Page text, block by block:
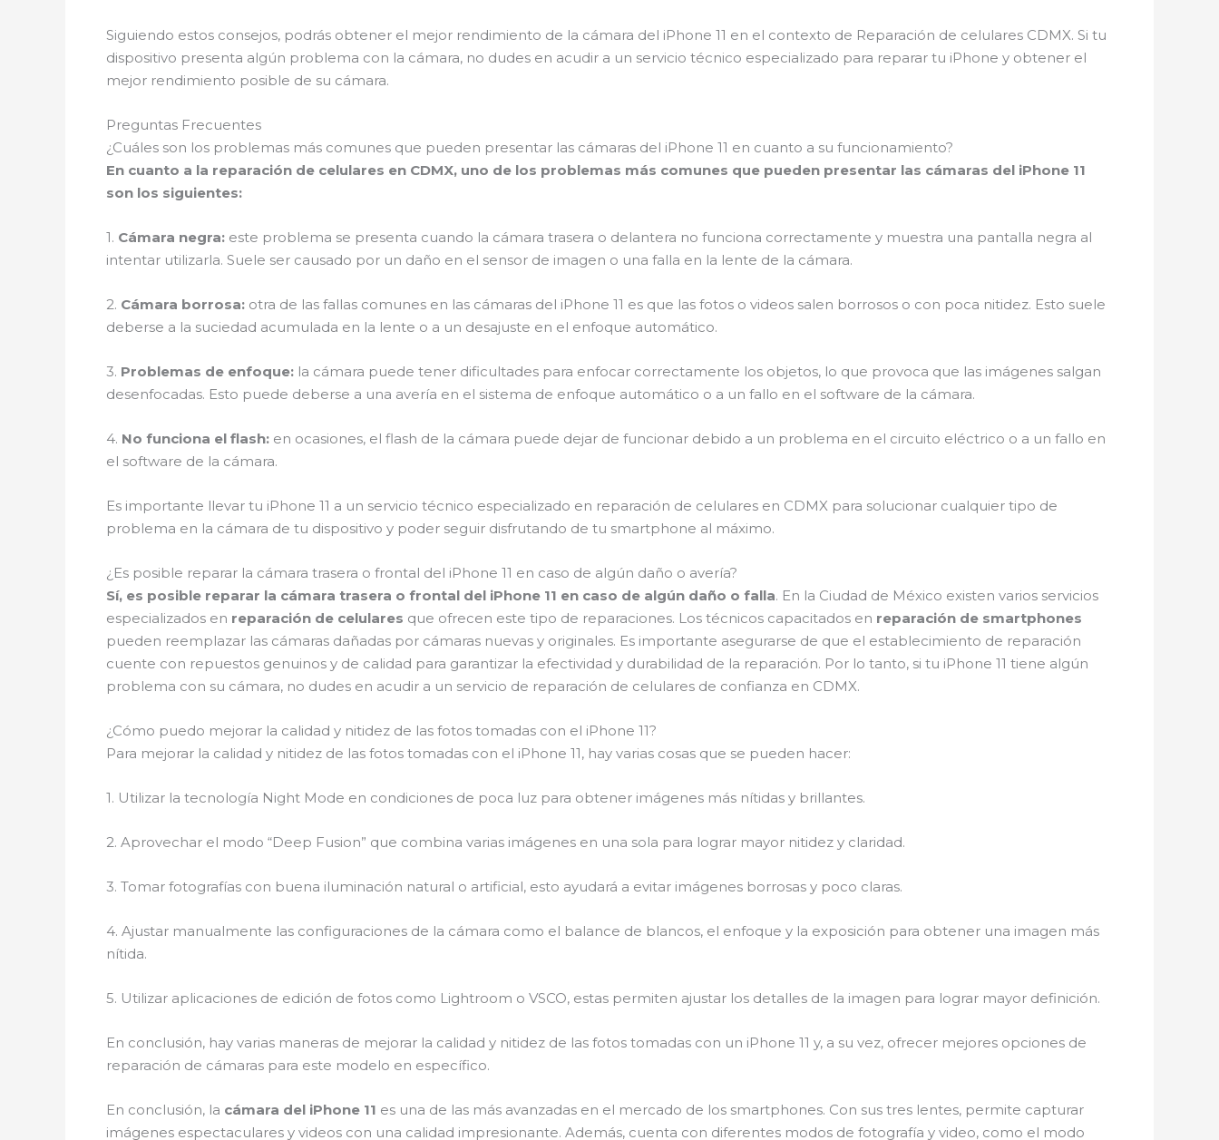
Siguiendo estos consejos, podrás obtener el mejor rendimiento de la cámara del iPhone 11 en el contexto de Reparación de celulares CDMX. Si tu
dispositivo presenta algún problema con la cámara, no dudes en acudir a un servicio técnico especializado para reparar tu iPhone y obtener el
mejor rendimiento posible de su cámara.
Preguntas Frecuentes
¿Cuáles son los problemas más comunes que pueden presentar las cámaras del iPhone 11 en cuanto a su funcionamiento?
En cuanto a la reparación de celulares en CDMX, uno de los problemas más comunes que pueden presentar las cámaras del iPhone 11
son los siguientes:
1. Cámara negra: este problema se presenta cuando la cámara trasera o delantera no funciona correctamente y muestra una pantalla negra al
intentar utilizarla. Suele ser causado por un daño en el sensor de imagen o una falla en la lente de la cámara.
2. Cámara borrosa: otra de las fallas comunes en las cámaras del iPhone 11 es que las fotos o videos salen borrosos o con poca nitidez. Esto suele
deberse a la suciedad acumulada en la lente o a un desajuste en el enfoque automático.
3. Problemas de enfoque: la cámara puede tener dificultades para enfocar correctamente los objetos, lo que provoca que las imágenes salgan
desenfocadas. Esto puede deberse a una avería en el sistema de enfoque automático o a un fallo en el software de la cámara.
4. No funciona el flash: en ocasiones, el flash de la cámara puede dejar de funcionar debido a un problema en el circuito eléctrico o a un fallo en
el software de la cámara.
Es importante llevar tu iPhone 11 a un servicio técnico especializado en reparación de celulares en CDMX para solucionar cualquier tipo de
problema en la cámara de tu dispositivo y poder seguir disfrutando de tu smartphone al máximo.
¿Es posible reparar la cámara trasera o frontal del iPhone 11 en caso de algún daño o avería?
Sí, es posible reparar la cámara trasera o frontal del iPhone 11 en caso de algún daño o falla. En la Ciudad de México existen varios servicios
especializados en reparación de celulares que ofrecen este tipo de reparaciones. Los técnicos capacitados en reparación de smartphones
pueden reemplazar las cámaras dañadas por cámaras nuevas y originales. Es importante asegurarse de que el establecimiento de reparación
cuente con repuestos genuinos y de calidad para garantizar la efectividad y durabilidad de la reparación. Por lo tanto, si tu iPhone 11 tiene algún
problema con su cámara, no dudes en acudir a un servicio de reparación de celulares de confianza en CDMX.
¿Cómo puedo mejorar la calidad y nitidez de las fotos tomadas con el iPhone 11?
Para mejorar la calidad y nitidez de las fotos tomadas con el iPhone 11, hay varias cosas que se pueden hacer:
1. Utilizar la tecnología Night Mode en condiciones de poca luz para obtener imágenes más nítidas y brillantes.
2. Aprovechar el modo “Deep Fusion” que combina varias imágenes en una sola para lograr mayor nitidez y claridad.
3. Tomar fotografías con buena iluminación natural o artificial, esto ayudará a evitar imágenes borrosas y poco claras.
4. Ajustar manualmente las configuraciones de la cámara como el balance de blancos, el enfoque y la exposición para obtener una imagen más
nítida.
5. Utilizar aplicaciones de edición de fotos como Lightroom o VSCO, estas permiten ajustar los detalles de la imagen para lograr mayor definición.
En conclusión, hay varias maneras de mejorar la calidad y nitidez de las fotos tomadas con un iPhone 11 y, a su vez, ofrecer mejores opciones de
reparación de cámaras para este modelo en específico.
En conclusión, la cámara del iPhone 11 es una de las más avanzadas en el mercado de los smartphones. Con sus tres lentes, permite capturar
imágenes espectaculares y videos con una calidad impresionante. Además, cuenta con diferentes modos de fotografía y video, como el modo